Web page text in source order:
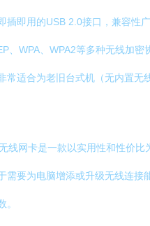
插即用的USB 2.0接口，兼容性
、WPA、WPA2等多种无线加
常适合为老旧台式机（无内置
线网卡是一款以实用性和性价
需要为电脑增添或升级无线连
。